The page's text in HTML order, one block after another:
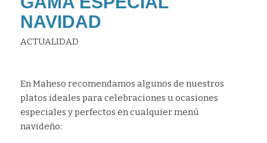
NAVIDAD
ACTUALIDAD
En Maheso recomendamos algunos de nuestros
platos ideales para celebraciones u ocasiones
especiales y perfectos en cualquier menú
navideño: